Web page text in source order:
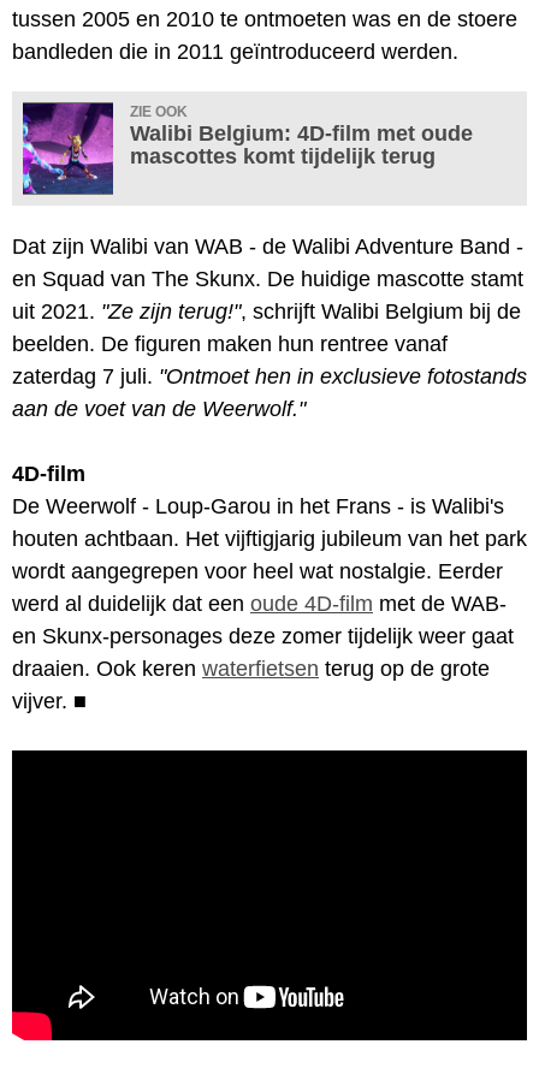
tussen 2005 en 2010 te ontmoeten was en de stoere
bandleden die in 2011 geïntroduceerd werden.
ZIE OOK
Walibi Belgium: 4D-film met oude
mascottes komt tijdelijk terug
Dat zijn Walibi van WAB - de Walibi Adventure Band -
en Squad van The Skunx. De huidige mascotte stamt
uit 2021. "Ze zijn terug!", schrijft Walibi Belgium bij de
beelden. De figuren maken hun rentree vanaf
zaterdag 7 juli. "Ontmoet hen in exclusieve fotostands
aan de voet van de Weerwolf."
4D-film
De Weerwolf - Loup-Garou in het Frans - is Walibi's
houten achtbaan. Het vijftigjarig jubileum van het park
wordt aangegrepen voor heel wat nostalgie. Eerder
werd al duidelijk dat een oude 4D-film met de WAB-
en Skunx-personages deze zomer tijdelijk weer gaat
draaien. Ook keren waterfietsen terug op de grote
vijver. ■